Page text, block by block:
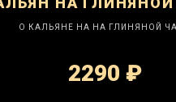
О КАЛЬЯНЕ НА НА ГЛИНЯНОЙ
2290 ₽